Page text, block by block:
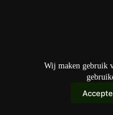
Wij maken gebruik